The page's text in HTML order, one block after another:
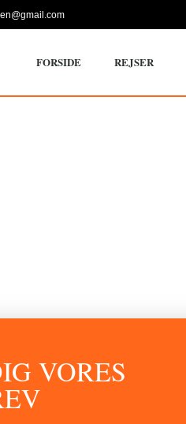
FORSIDE REJSER
VORES